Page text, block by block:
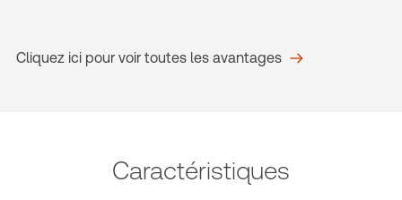
Cliquez ici pour voir toutes les avantages
Caractéristiques